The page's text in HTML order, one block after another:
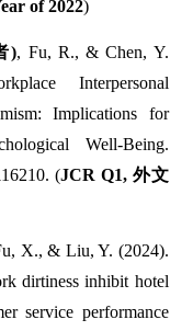
of 2022)
), Fu, R., & Chen, Y.
Interpersonal
Implications for
Well-Being.
(JCR Q1, 外文
X., & Liu, Y. (2024).
dirtiness inhibit hotel
service performance